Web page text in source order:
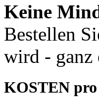
Keine
Bestellen
wird - ganz
KOSTEN